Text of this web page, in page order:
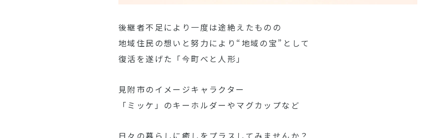
後継者不足により一度は途絶えたものの
地域住民の想いと努力により“地域の宝”として
復活を遂げた「今町べと人形」
見附市のイメージキャラクター
「ミッケ」のキーホルダーやマグカップなど
日々の暮らしに癒しをプラスしてみませんか？